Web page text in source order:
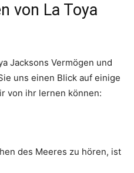
von La Toya
Jacksons Vermögen und
uns einen Blick auf einige
von ihr lernen können:
des Meeres zu hören, ist